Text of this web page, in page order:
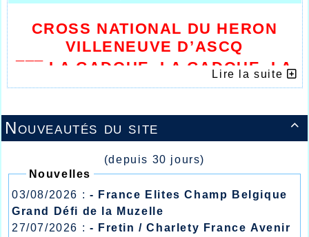

Nouveautés du site
(depuis 30 jours)
Nouvelles
03/08/2026 : - France Elites Champ Belgique
Grand Défi de la Muzelle
27/07/2026 : - Fretin / Charlety France Avenir
CROSS NATIONAL DU HERON
VILLENEUVE D’ASCQ
¯¯¯ LA GADOUE, LA GADOUE, LA
GADOUE …¯¯¯
Lire la suite